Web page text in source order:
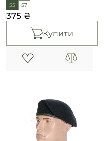
55 57
375 ₴
Купити